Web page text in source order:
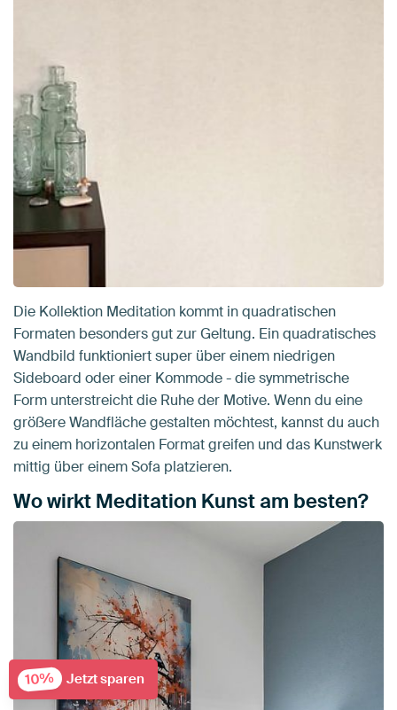
Die Kollektion Meditation kommt in quadratischen
Formaten besonders gut zur Geltung. Ein quadratisches
Wandbild funktioniert super über einem niedrigen
Sideboard oder einer Kommode - die symmetrische
Form unterstreicht die Ruhe der Motive. Wenn du eine
größere Wandfläche gestalten möchtest, kannst du auch
zu einem horizontalen Format greifen und das Kunstwerk
mittig über einem Sofa platzieren.
Wo wirkt Meditation Kunst am besten?
10% Jetzt sparen